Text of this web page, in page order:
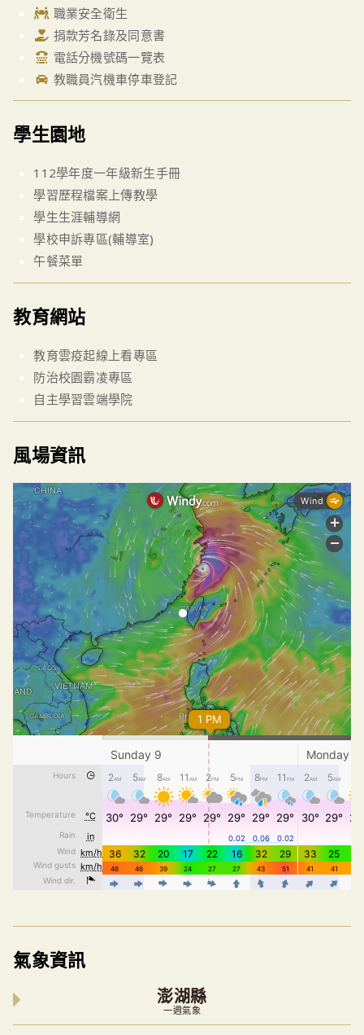
職業安全衛生
捐款芳名錄及同意書
電話分機號碼一覽表
教職員汽機車停車登記
學生園地
112學年度一年級新生手冊
學習歷程檔案上傳教學
學生生涯輔導網
學校申訴專區(輔導室)
午餐菜單
教育網站
教育雲疫起線上看專區
防治校園霸凌專區
自主學習雲端學院
風場資訊
氣象資訊
澎湖縣
一週氣象